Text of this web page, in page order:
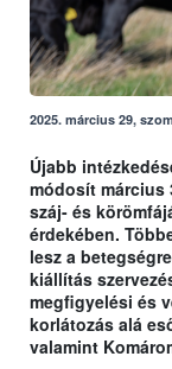
2025. március 29,
Újabb
módosít március
száj- és
érdekében.
lesz a
kiállítás
megfigyelési és
korlátozás alá
valamint